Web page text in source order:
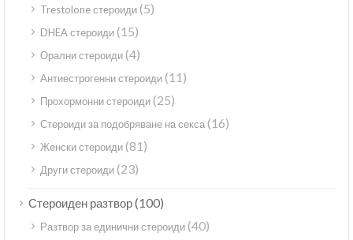
Trestolone стероиди(5)
DHEA стероиди(15)
Орални стероиди(4)
Антиестрогенни стероиди(11)
Прохормонни стероиди(25)
Стероиди за подобряване на секса(16)
Женски стероиди(81)
Други стероиди(23)
Стероиден разтвор(100)
Разтвор за единични стероиди(40)